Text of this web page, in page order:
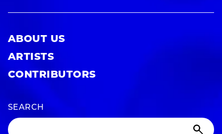
ABOUT US
ARTISTS
CONTRIBUTORS
SEARCH